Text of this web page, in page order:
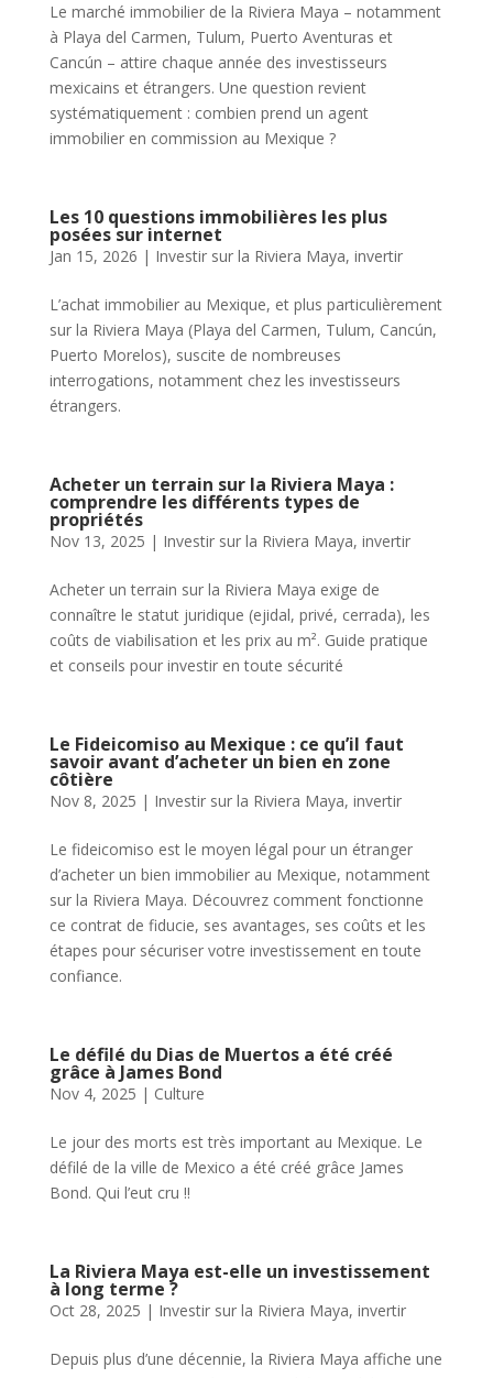
Le marché immobilier de la Riviera Maya – notamment
à Playa del Carmen, Tulum, Puerto Aventuras et
Cancún – attire chaque année des investisseurs
mexicains et étrangers. Une question revient
systématiquement : combien prend un agent
immobilier en commission au Mexique ?
Les 10 questions immobilières les plus
posées sur internet
Jan 15, 2026 | Investir sur la Riviera Maya, invertir
L’achat immobilier au Mexique, et plus particulièrement
sur la Riviera Maya (Playa del Carmen, Tulum, Cancún,
Puerto Morelos), suscite de nombreuses
interrogations, notamment chez les investisseurs
étrangers.
Acheter un terrain sur la Riviera Maya :
comprendre les différents types de
propriétés
Nov 13, 2025 | Investir sur la Riviera Maya, invertir
Acheter un terrain sur la Riviera Maya exige de
connaître le statut juridique (ejidal, privé, cerrada), les
coûts de viabilisation et les prix au m². Guide pratique
et conseils pour investir en toute sécurité
Le Fideicomiso au Mexique : ce qu’il faut
savoir avant d’acheter un bien en zone
côtière
Nov 8, 2025 | Investir sur la Riviera Maya, invertir
Le fideicomiso est le moyen légal pour un étranger
d’acheter un bien immobilier au Mexique, notamment
sur la Riviera Maya. Découvrez comment fonctionne
ce contrat de fiducie, ses avantages, ses coûts et les
étapes pour sécuriser votre investissement en toute
confiance.
Le défilé du Dias de Muertos a été créé
grâce à James Bond
Nov 4, 2025 | Culture
Le jour des morts est très important au Mexique. Le
défilé de la ville de Mexico a été créé grâce James
Bond. Qui l’eut cru !!
La Riviera Maya est-elle un investissement
à long terme ?
Oct 28, 2025 | Investir sur la Riviera Maya, invertir
Depuis plus d’une décennie, la Riviera Maya affiche une